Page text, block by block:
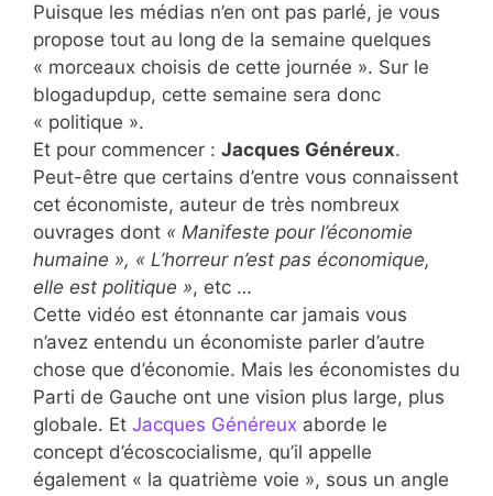
Puisque les médias n’en ont pas parlé, je vous
propose tout au long de la semaine quelques
« morceaux choisis de cette journée ». Sur le
blogadupdup, cette semaine sera donc
« politique ».
Et pour commencer : Jacques Généreux.
Peut-être que certains d’entre vous connaissent
cet économiste, auteur de très nombreux
ouvrages dont « Manifeste pour l’économie
humaine », « L’horreur n’est pas économique,
elle est politique », etc …
Cette vidéo est étonnante car jamais vous
n’avez entendu un économiste parler d’autre
chose que d’économie. Mais les économistes du
Parti de Gauche ont une vision plus large, plus
globale. Et Jacques Généreux aborde le
concept d’écoscocialisme, qu’il appelle
également « la quatrième voie », sous un angle